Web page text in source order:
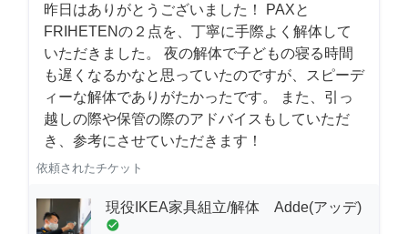
昨日はありがとうございました！ PAXと
FRIHETENの２点を、丁寧に手際よく解体して
いただきました。 夜の解体で子どもの寝る時間
も遅くなるかなと思っていたのですが、スピーデ
ィーな解体でありがたかったです。 また、引っ
越しの際や保管の際のアドバイスもしていただ
き、参考にさせていただきます！
依頼されたチケット
現役IKEA家具組立/解体 Adde(アッデ)
check_circle